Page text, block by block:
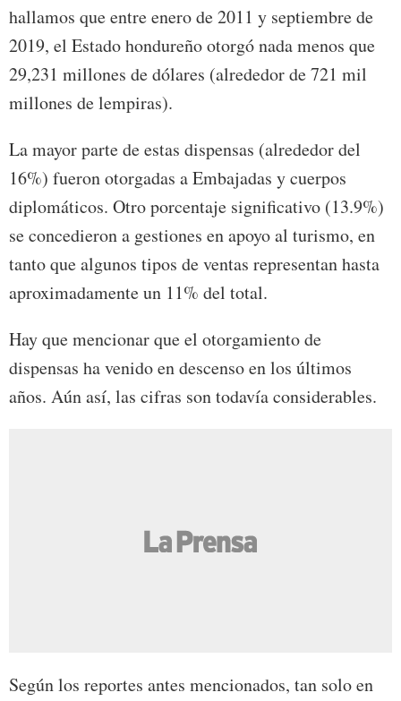
hallamos que entre enero de 2011 y septiembre de
2019, el Estado hondureño otorgó nada menos que
29,231 millones de dólares (alrededor de 721 mil
millones de lempiras).
La mayor parte de estas dispensas (alrededor del
16%) fueron otorgadas a Embajadas y cuerpos
diplomáticos. Otro porcentaje significativo (13.9%)
se concedieron a gestiones en apoyo al turismo, en
tanto que algunos tipos de ventas representan hasta
aproximadamente un 11% del total.
Hay que mencionar que el otorgamiento de
dispensas ha venido en descenso en los últimos
años. Aún así, las cifras son todavía considerables.
Según los reportes antes mencionados, tan solo en